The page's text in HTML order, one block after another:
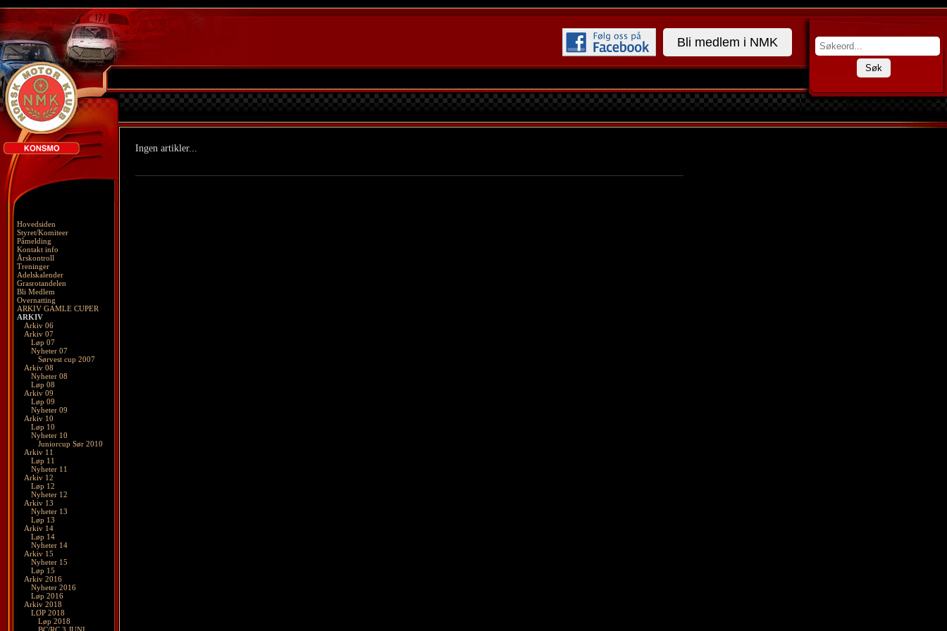
Bli medlem i NMK
Søk
Hovedsiden
Styret/Komiteer
Påmelding
Kontakt info
Årskontroll
Treninger
Adelskalender
Grasrotandelen
Bli Medlem
Overnatting
ARKIV GAMLE CUPER
ARKIV
Arkiv 06
Arkiv 07
Løp 07
Nyheter 07
Sørvest cup 2007
Arkiv 08
Nyheter 08
Løp 08
Arkiv 09
Løp 09
Nyheter 09
Arkiv 10
Løp 10
Nyheter 10
Juniorcup Sør 2010
Arkiv 11
Løp 11
Nyheter 11
Arkiv 12
Løp 12
Nyheter 12
Arkiv 13
Nyheter 13
Løp 13
Arkiv 14
Løp 14
Nyheter 14
Arkiv 15
Nyheter 15
Løp 15
Arkiv 2016
Nyheter 2016
Løp 2016
Arkiv 2018
LØP 2018
Løp 2018
Ingen artikler...